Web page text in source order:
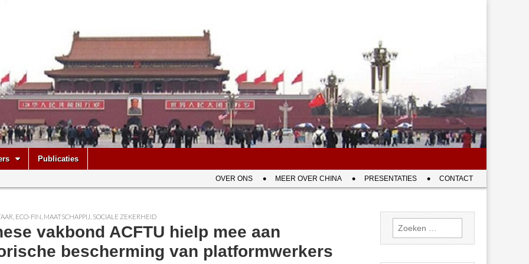
Publicaties
OVER ONS MEER OVER CHINA PRESENTATIES CONTACT
ECO-FIN MAATSCHAPPIJ SOCIALE ZEKERHEID
vakbond ACFTU hielp mee aan
bescherming van platformwerkers
Zoeken
naar: